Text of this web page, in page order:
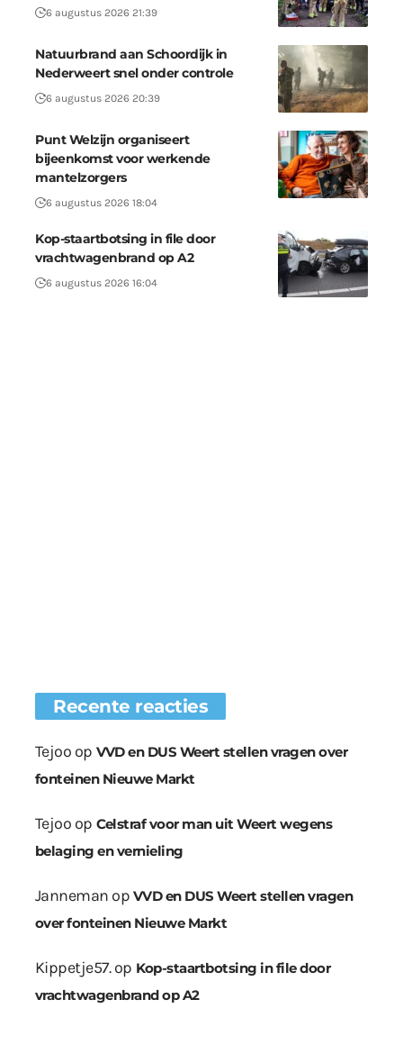
6 augustus 2026 21:39
Natuurbrand aan Schoordijk in
Nederweert snel onder controle
6 augustus 2026 20:39
Punt Welzijn organiseert
bijeenkomst voor werkende
mantelzorgers
6 augustus 2026 18:04
Kop-staartbotsing in file door
vrachtwagenbrand op A2
6 augustus 2026 16:04
Recente reacties
Tejoo op VVD en DUS Weert stellen vragen over
fonteinen Nieuwe Markt
Tejoo op Celstraf voor man uit Weert wegens
belaging en vernieling
Janneman op VVD en DUS Weert stellen vragen
over fonteinen Nieuwe Markt
Kippetje57.op Kop-staartbotsing in file door
vrachtwagenbrand op A2